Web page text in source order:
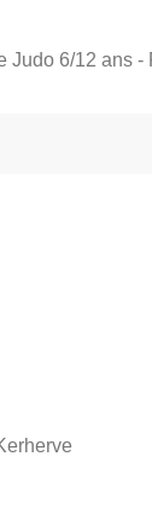
Judo 6/12 ans -